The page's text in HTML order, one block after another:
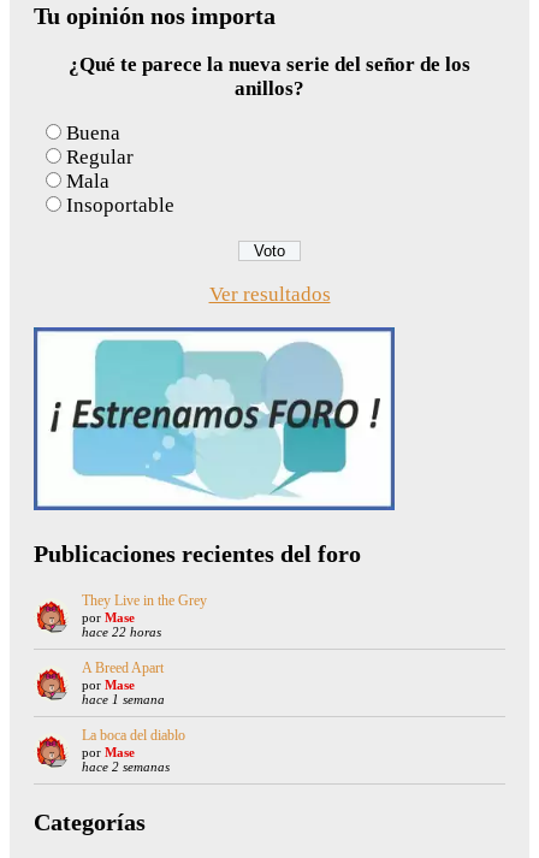
Tu opinión nos importa
¿Qué te parece la nueva serie del señor de los
anillos?
Buena
Regular
Mala
Insoportable
Ver resultados
Publicaciones recientes del foro
They Live in the Grey
por Mase
hace 22 horas
A Breed Apart
por Mase
hace 1 semana
La boca del diablo
por Mase
hace 2 semanas
Categorías